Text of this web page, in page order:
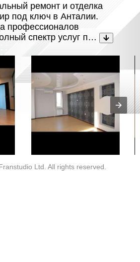
ремонт и отделка
под ключ в Анталии.
профессионалов
спектр услуг п…
Ltd. All rights reserved.